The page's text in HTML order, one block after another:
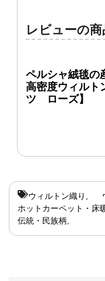
レビューの
ペルシャ絨毯の
高密度ウィル
ツ ローズ】
ウィルトン織り
ホットカーペット・床
伝統・民族柄